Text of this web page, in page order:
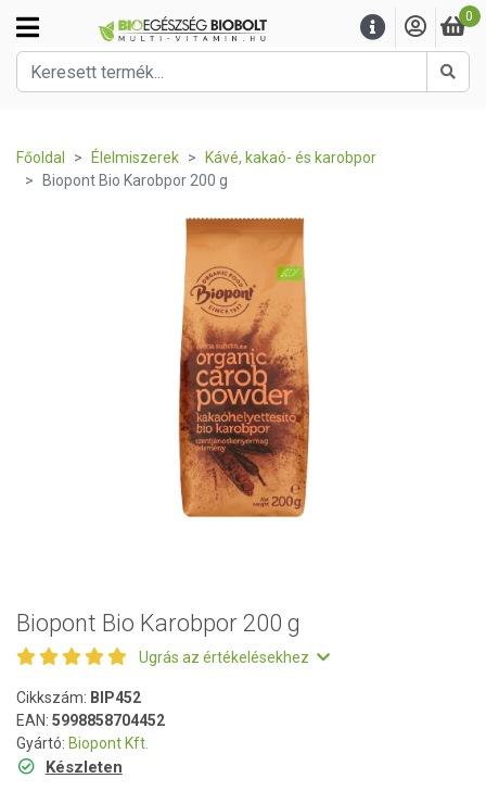
0
Főoldal Élelmiszerek
Kávé, kakaó- és karobpor
Biopont Bio Karobpor 200 g
Biopont Bio Karobpor 200 g
Ugrás az értékelésekhez
Cikkszám: BIP452
EAN: 5998858704452
Gyártó: Biopont Kft.
Készleten